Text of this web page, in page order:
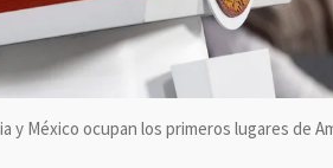
y México ocupan los primeros lugares de